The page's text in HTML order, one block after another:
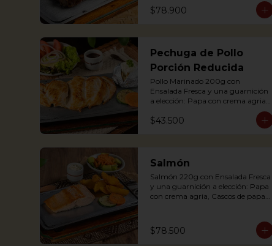
de Yuca, Puré de papa y arracacha
steak served on a griddle with a
baked potato with sour cream.
Accompanied with a fresh salad
and Chimichurri sauce.
$78.900
Pechuga de Pollo
Porción Reducida
Pollo Marinado 200g con
Ensalada Fresca y una guarnición
a elección: Papa con crema agria,
Cascos de papa Rústica, Plátano
maduro relleno de quesito, Palitos
Grilled Chicken breast with a
baked potato with sour cream,
accompanied with a fresh salad.
$43.500
Salmón
Salmón 220g con Ensalada Fresca
y una guarnición a elección: Papa
con crema agria, Cascos de papa
de papa y arracacha.
Acompañado de salsa de soya y
$78.500